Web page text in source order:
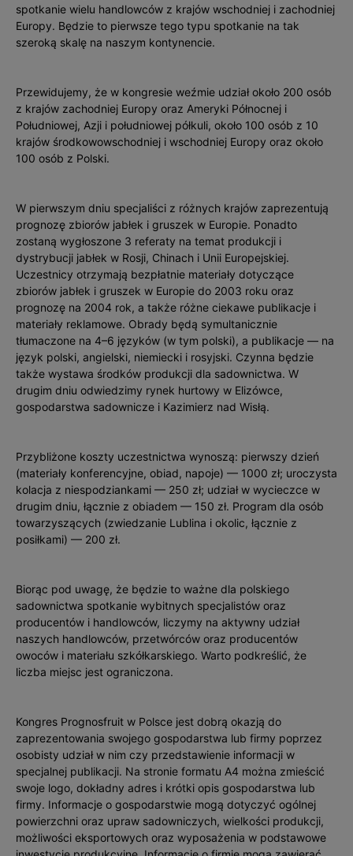
spotkanie wielu handlowców z krajów wschodniej i zachodniej
Europy. Będzie to pierwsze tego typu spotkanie na tak
szeroką skalę na naszym kontynencie.
Przewidujemy, że w kongresie weźmie udział około 200 osób
z krajów zachodniej Europy oraz Ameryki Północnej i
Południowej, Azji i południowej półkuli, około 100 osób z 10
krajów środkowowschodniej i wschodniej Europy oraz około
100 osób z Polski.
W pierwszym dniu specjaliści z różnych krajów zaprezentują
prognozę zbiorów jabłek i gruszek w Europie. Ponadto
zostaną wygłoszone 3 referaty na temat produkcji i
dystrybucji jabłek w Rosji, Chinach i Unii Europejskiej.
Uczestnicy otrzymają bezpłatnie materiały dotyczące
zbiorów jabłek i gruszek w Europie do 2003 roku oraz
prognozę na 2004 rok, a także różne ciekawe publikacje i
materiały reklamowe. Obrady będą symultanicznie
tłumaczone na 4–6 języków (w tym polski), a publikacje — na
język polski, angielski, niemiecki i rosyjski. Czynna będzie
także wystawa środków produkcji dla sadownictwa. W
drugim dniu odwiedzimy rynek hurtowy w Elizówce,
gospodarstwa sadownicze i Kazimierz nad Wisłą.
Przybliżone koszty uczestnictwa wynoszą: pierwszy dzień
(materiały konferencyjne, obiad, napoje) — 1000 zł; uroczysta
kolacja z niespodziankami — 250 zł; udział w wycieczce w
drugim dniu, łącznie z obiadem — 150 zł. Program dla osób
towarzyszących (zwiedzanie Lublina i okolic, łącznie z
posiłkami) — 200 zł.
Biorąc pod uwagę, że będzie to ważne dla polskiego
sadownictwa spotkanie wybitnych specjalistów oraz
producentów i handlowców, liczymy na aktywny udział
naszych handlowców, przetwórców oraz producentów
owoców i materiału szkółkarskiego. Warto podkreślić, że
liczba miejsc jest ograniczona.
Kongres Prognosfruit w Polsce jest dobrą okazją do
zaprezentowania swojego gospodarstwa lub firmy poprzez
osobisty udział w nim czy przedstawienie informacji w
specjalnej publikacji. Na stronie formatu A4 można zmieścić
swoje logo, dokładny adres i krótki opis gospodarstwa lub
firmy. Informacje o gospodarstwie mogą dotyczyć ogólnej
powierzchni oraz upraw sadowniczych, wielkości produkcji,
możliwości eksportowych oraz wyposażenia w podstawowe